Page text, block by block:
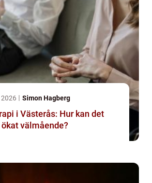
Simon Hagberg
i Västerås: Hur kan det
välmående?